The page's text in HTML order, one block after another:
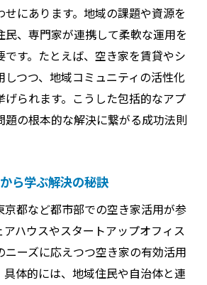
にあります。地域の課題や資源を
、専門家が連携して柔軟な運用を
です。たとえば、空き家を賃貸やシ
しつつ、地域コミュニティの活性化
げられます。こうした包括的なアプ
題の根本的な解決に繋がる成功法則
ら学ぶ解決の秘訣
京都など都市部での空き家活用が参
ハウスやスタートアップオフィス
ニーズに応えつつ空き家の有効活用
具体的には、地域住民や自治体と連